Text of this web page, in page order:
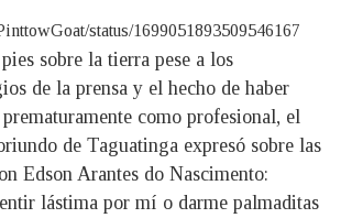
status/1699051893509546167
sobre la tierra pese a los
de la prensa y el hecho de haber
como profesional, el
de Taguatinga expresó sobre las
Edson Arantes do Nascimento:
lástima por mí o darme palmaditas